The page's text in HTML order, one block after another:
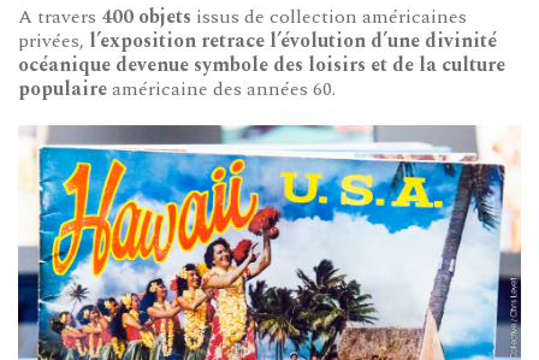
A travers 400 objets issus de collection américaines
privées, l’exposition retrace l’évolution d’une divinité
océanique devenue symbole des loisirs et de la culture
populaireaméricaine des années 60.